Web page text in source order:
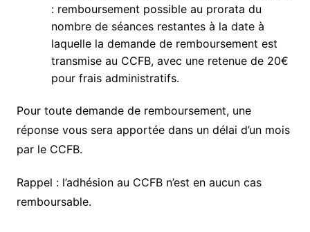
: remboursement possible au prorata du
nombre de séances restantes à la date à
laquelle la demande de remboursement est
transmise au CCFB, avec une retenue de 20€
pour frais administratifs.
Pour toute demande de remboursement, une
réponse vous sera apportée dans un délai d’un mois
par le CCFB.
Rappel : l’adhésion au CCFB n’est en aucun cas
remboursable.